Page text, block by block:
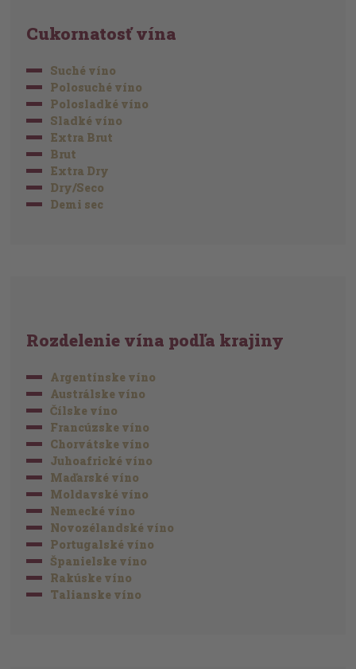
Cukornatosť vína
Suché víno
Polosuché víno
Polosladké víno
Sladké víno
Extra Brut
Brut
Extra Dry
Dry/Seco
Demi sec
Rozdelenie vína podľa krajiny
Argentínske víno
Austrálske víno
Čílske víno
Francúzske víno
Chorvátske víno
Juhoafrické víno
Maďarské víno
Moldavské víno
Nemecké víno
Novozélandské víno
Portugalské víno
Španielske víno
Rakúske víno
Talianske víno